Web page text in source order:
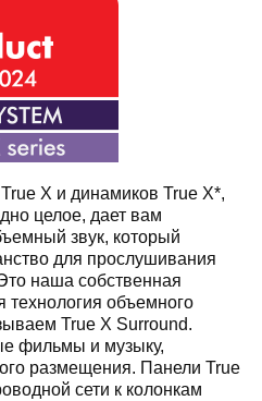
X и динамиков True X*,
целое, дает вам
звук, который
для прослушивания
наша собственная
технология объемного
True X Surround.
фильмы и музыку,
размещения. Панели True
сети к колонкам